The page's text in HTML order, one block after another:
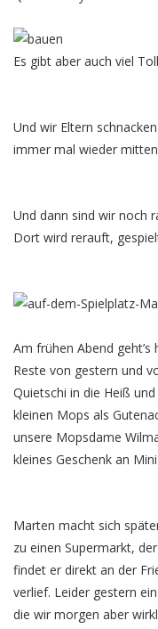
Es gibt aber auch viel
Und wir Eltern
immer mal wieder
Und dann sind wir noch
Dort wird rerauft,
Am frühen Abend
Reste von gestern und
Quietschi in die Heiß
kleinen Mops als
unsere Mopsdame
kleines Geschenk an
Marten macht sich
zu einen Supermarkt,
findet er direkt an der
verlief. Leider gestern
die wir morgen aber